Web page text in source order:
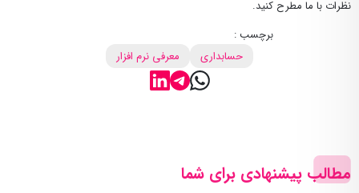
نظرات با ما مطرح کنید.
برچسب :
حسابداری
معرفی نرم افزار
مطالب پیشنهادی برای شما